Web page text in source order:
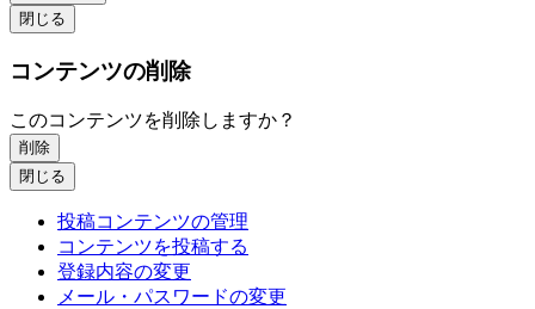
閉じる
コンテンツの削除
このコンテンツを削除しますか？
削除
閉じる
投稿コンテンツの管理
コンテンツを投稿する
登録内容の変更
メール・パスワードの変更